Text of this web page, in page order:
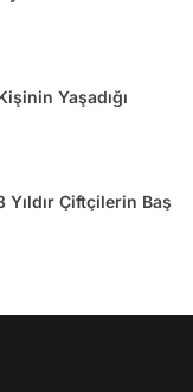
Yaşadığı
Çiftçilerin Baş